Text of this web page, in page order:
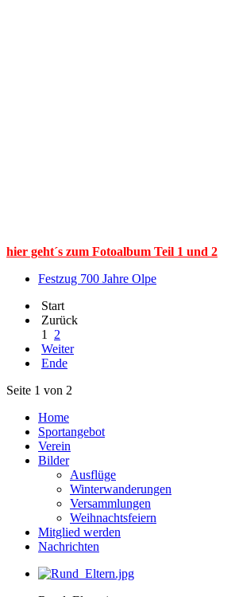
hier geht´s zum Fotoalbum Teil 1 und 2
Festzug 700 Jahre Olpe
Start
Zurück
1
2
Weiter
Ende
Seite 1 von 2
Home
Sportangebot
Verein
Bilder
Ausflüge
Winterwanderungen
Versammlungen
Weihnachtsfeiern
Mitglied werden
Nachrichten